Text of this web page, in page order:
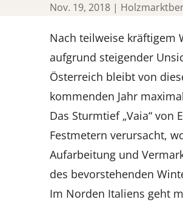
Nov. 19, 2018 |
Nach teilweise kräftigem
aufgrund steigender
Österreich bleibt von
kommenden Jahr
Das Sturmtief „Vaia“
Festmetern verursacht,
Aufarbeitung und
des bevorstehenden
Im Norden Italiens geht